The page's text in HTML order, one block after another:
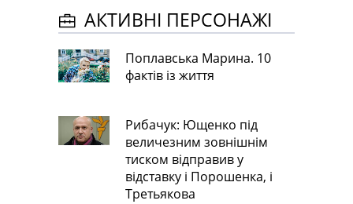
АКТИВНІ ПЕРСОНАЖІ
Поплавська Марина. 10
фактів із життя
Рибачук: Ющенко під
величезним зовнішнім
тиском відправив у
відставку і Порошенка, і
Третьякова